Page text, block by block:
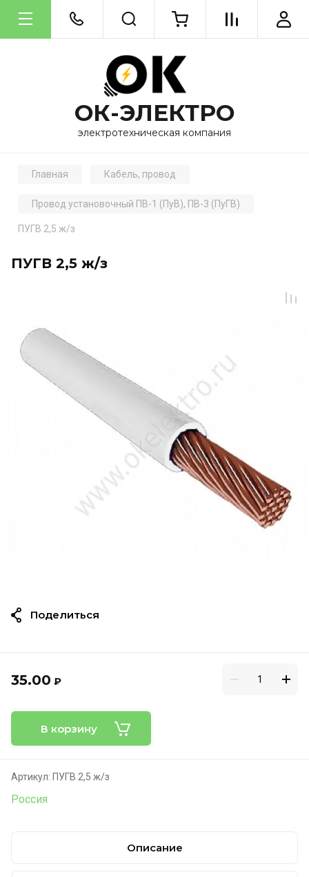
ОК-ЭЛЕКТРО
электротехническая компания
Главная Кабель, провод
Провод установочный ПВ-1 (ПуВ), ПВ-3 (ПуГВ)
ПУГВ 2,5 ж/з
ПУГВ 2,5 ж/з
35.00 ₽
В корзину
Артикул: ПУГВ 2,5 ж/з
Россия
Поделиться
Описание